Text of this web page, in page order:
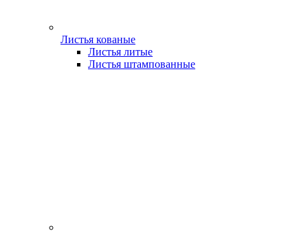
Листья кованые
Листья литые
Листья штампованные